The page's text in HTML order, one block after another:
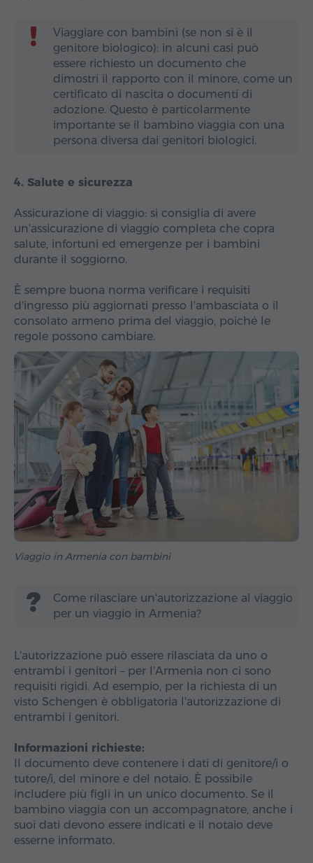
Viaggiare con bambini (se non si è il
genitore biologico): in alcuni casi può
essere richiesto un documento che
dimostri il rapporto con il minore, come un
certificato di nascita o documenti di
adozione. Questo è particolarmente
importante se il bambino viaggia con una
persona diversa dai genitori biologici.
4. Salute e sicurezza
Assicurazione di viaggio: si consiglia di avere
un'assicurazione di viaggio completa che copra
salute, infortuni ed emergenze per i bambini
durante il soggiorno.
È sempre buona norma verificare i requisiti
d'ingresso più aggiornati presso l'ambasciata o il
consolato armeno prima del viaggio, poiché le
regole possono cambiare.
Viaggio in Armenia con bambini
Come rilasciare un'autorizzazione al viaggio
per un viaggio in Armenia?
L'autorizzazione può essere rilasciata da uno o
entrambi i genitori – per l'Armenia non ci sono
requisiti rigidi. Ad esempio, per la richiesta di un
visto Schengen è obbligatoria l'autorizzazione di
entrambi i genitori.
Informazioni richieste:
Il documento deve contenere i dati di genitore/i o
tutore/i, del minore e del notaio. È possibile
includere più figli in un unico documento. Se il
bambino viaggia con un accompagnatore, anche i
suoi dati devono essere indicati e il notaio deve
esserne informato.